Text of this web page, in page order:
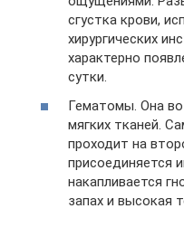
сгустка крови,
хирургических
характерно
сутки.
Гематомы. Она
мягких тканей.
проходит на
присоединяется
накапливается
запах и высокая